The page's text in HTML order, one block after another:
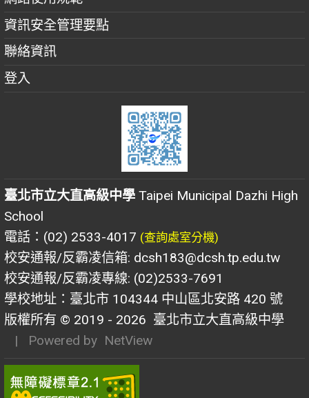
資訊安全管理要點
聯絡資訊
登入
臺北市立大直高級中學 Taipei Municipal Dazhi High
School
電話：(02) 2533-4017 (查詢處室分機)
校安通報/反霸凌信箱: dcsh183@dcsh.tp.edu.tw
校安通報/反霸凌專線: (02)2533-7691
學校地址：臺北市 104344 中山區北安路 420 號
版權所有 © 2019 - 2026 臺北市立大直高級中學
| Powered by NetView